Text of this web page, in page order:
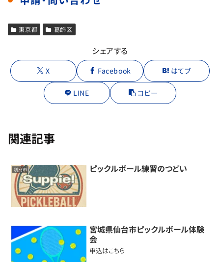
東京都 葛飾区
シェアする
X Facebook はてブ
LINE コピー
関連記事
別府市 ピックルボール練習のつどい
宮城県仙台市ピックルボール体験
会
申込はこちら